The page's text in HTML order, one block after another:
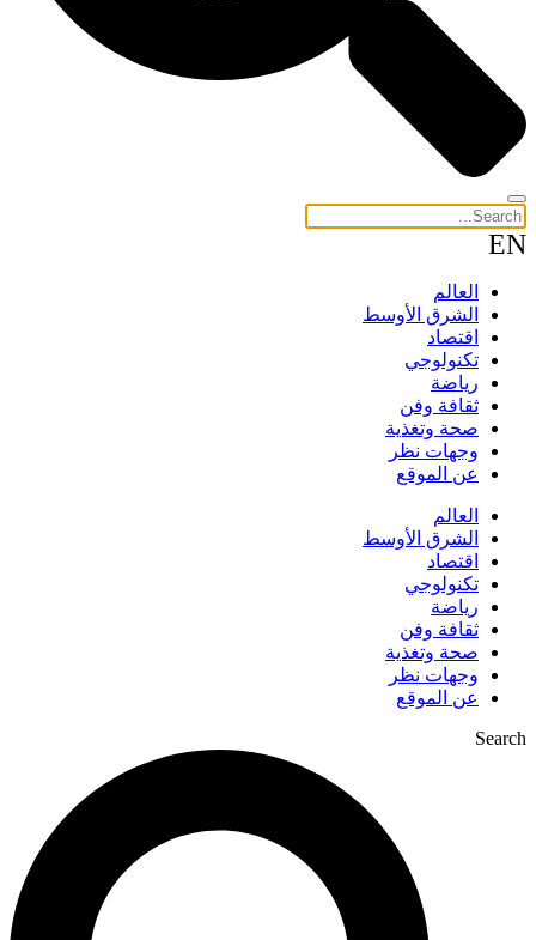
EN
العالم
الشرق الأوسط
اقتصاد
تكنولوجي
رياضة
ثقافة وفن
صحة وتغذية
وجهات نظر
عن الموقع
العالم
الشرق الأوسط
اقتصاد
تكنولوجي
رياضة
ثقافة وفن
صحة وتغذية
وجهات نظر
عن الموقع
Search